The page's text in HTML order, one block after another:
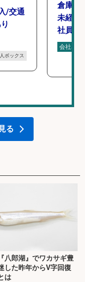
/交通
ボックス
倉庫で
未経験
社員登
会社名
る
八郎湖』でワカサギ豊
た昨年からV字回復
は